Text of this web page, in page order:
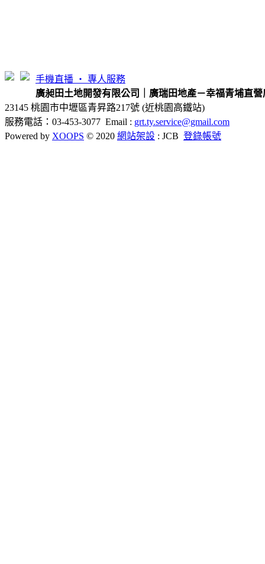
手機直播 ‧ 專人服務
廣昶田土地開發有限公司｜廣瑞田地產－幸福青埔直營
23145 桃園市中壢區青昇路217號 (近桃園高鐵站)
服務電話：03-453-3077 Email : grt.ty.service@gmail.com
Powered by XOOPS © 2020 網站架設 : JCB 登錄帳號